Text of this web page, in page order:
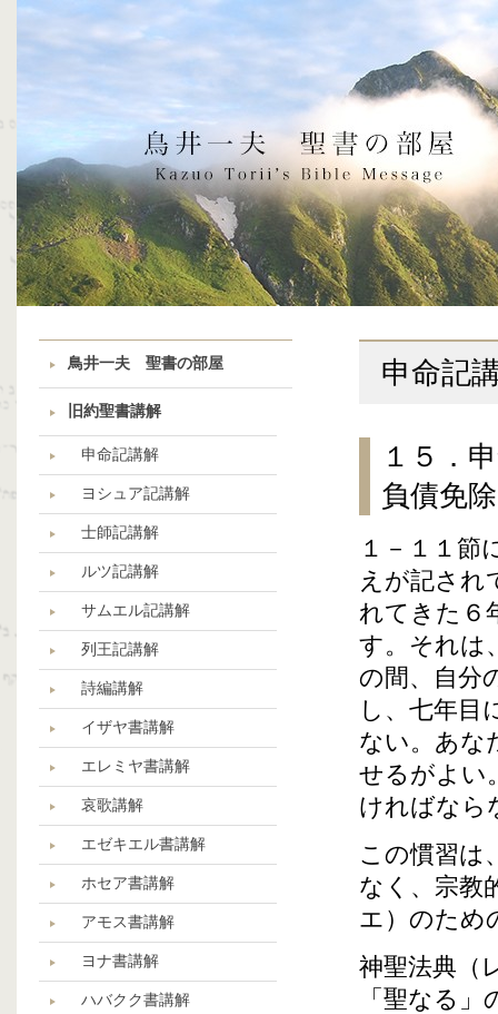
鳥井一夫 聖書の部屋
旧約聖書講解
申命記講解
ヨシュア記講解
士師記講解
ルツ記講解
サムエル記講解
列王記講解
詩編講解
イザヤ書講解
エレミヤ書講解
哀歌講解
エゼキエル書講解
ホセア書講解
アモス書講解
ヨナ書講解
ハバクク書講解
申命記
１５．
負債免
１－１１節
えが記され
れてきた６
す。それは
の間、自分
し、七年目
ない。あな
せるがよい
ければなら
この慣習は
なく、宗教
エ）のため
神聖法典（
「聖なる